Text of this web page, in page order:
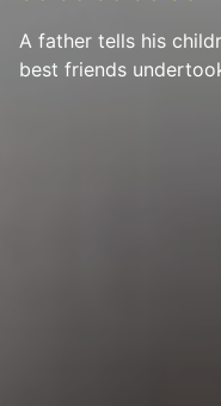
A father tells his
best friends